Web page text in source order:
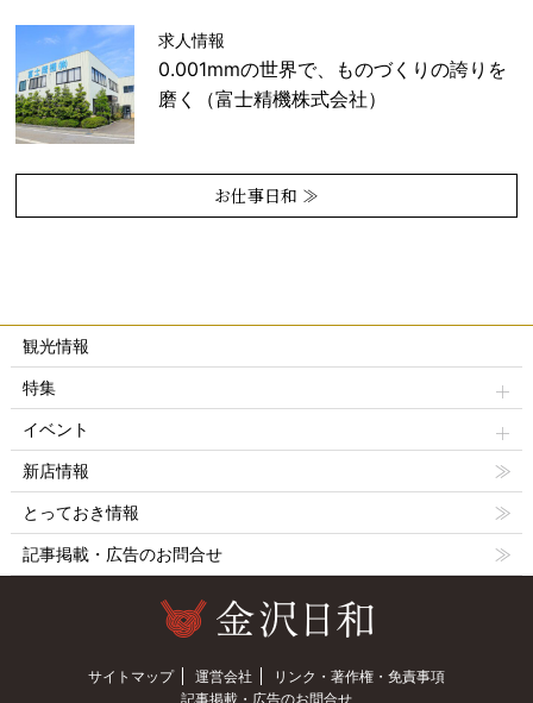
求人情報
0.001mmの世界で、ものづくりの誇りを
磨く（富士精機株式会社）
お仕事日和 ≫
観光情報
特集
イベント
新店情報
とっておき情報
記事掲載・広告のお問合せ
サイトマップ 運営会社
リンク・著作権・免責事項
記事掲載・広告のお問合せ